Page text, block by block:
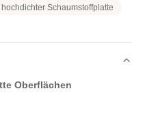
Schaumstoffplatte
Oberflächen